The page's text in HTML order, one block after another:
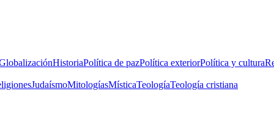
HistoriaPolítica de pazPolítica exteriorPolítica y cultura
JudaísmoMitologíasMísticaTeologíaTeología cristiana